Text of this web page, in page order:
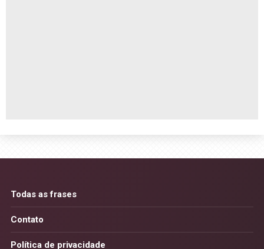
Todas as frases
Contato
Política de privacidade